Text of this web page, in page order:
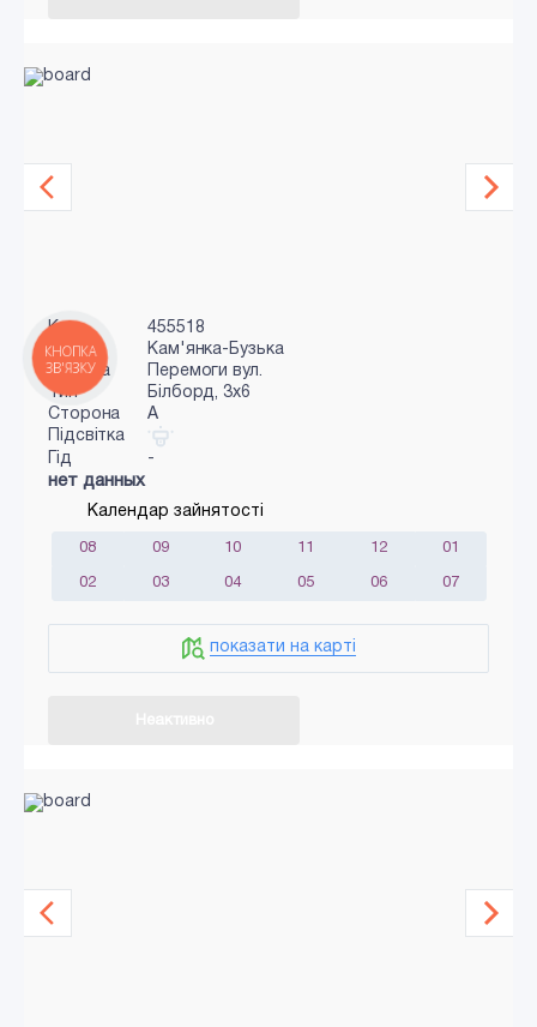
Код
455518
Місто
Кам'янка-Бузька
Адреса
Перемоги вул.
Тип
Білборд, 3x6
Сторона
A
Підсвітка
Гід
-
нет данных
Календар зайнятості
08 09 10 11 12 01
02 03 04 05 06 07
показати на карті
КНОПКА
ЗВ'ЯЗКУ